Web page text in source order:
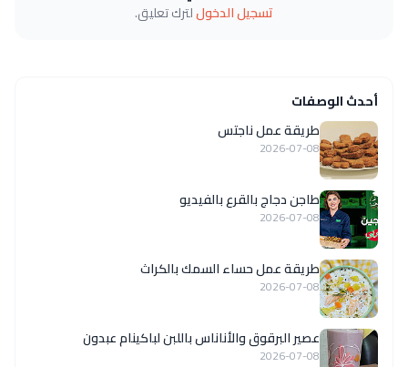
تسجيل الدخوللترك تعليق.
أحدث الوصفات
طريقة عمل ناجتس
2026-07-08
طاجن دجاج بالقرع بالفيديو
2026-07-08
طريقة عمل حساء السمك بالكراث
2026-07-08
عصير البرقوق والأناناس باللبن لباكينام عبدون
2026-07-08